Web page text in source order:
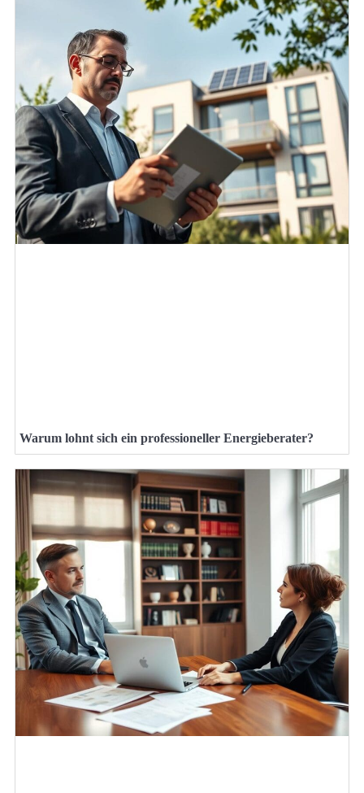
Warum lohnt sich ein professioneller Energieberater?